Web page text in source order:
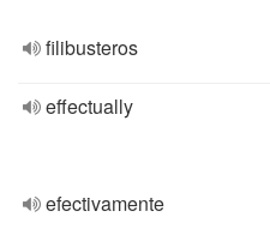
filibusteros
effectually
efectivamente